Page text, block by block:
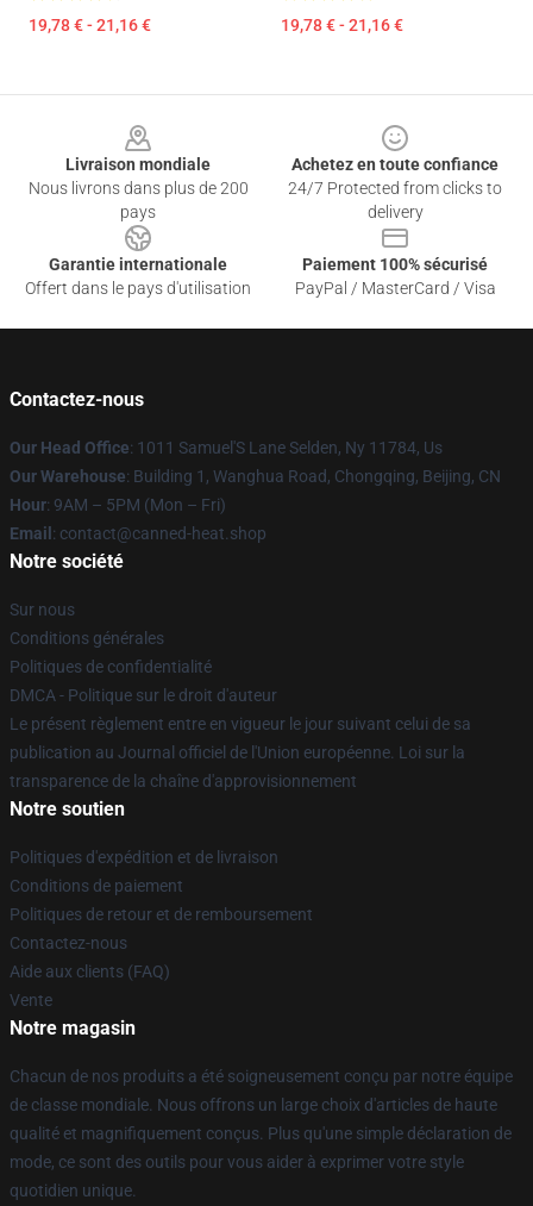
19,78 € - 21,16 € 19,78 € - 21,16 €
Livraison mondiale
Nous livrons dans plus de 200
pays
Achetez en toute confiance
24/7 Protected from clicks to
delivery
Garantie internationale
Offert dans le pays d'utilisation
Paiement 100% sécurisé
PayPal / MasterCard / Visa
Contactez-nous
Our Head Office: 1011 Samuel'S Lane Selden, Ny 11784, Us
Our Warehouse: Building 1, Wanghua Road, Chongqing, Beijing, CN
Hour: 9AM – 5PM (Mon – Fri)
Email : contact@canned-heat.shop
Notre société
Sur nous
Conditions générales
Politiques de confidentialité
DMCA - Politique sur le droit d'auteur
Le présent règlement entre en vigueur le jour suivant celui de sa
publication au Journal officiel de l'Union européenne. Loi sur la
transparence de la chaîne d'approvisionnement
Notre soutien
Politiques d'expédition et de livraison
Conditions de paiement
Politiques de retour et de remboursement
Contactez-nous
Aide aux clients (FAQ)
Vente
Notre magasin
Chacun de nos produits a été soigneusement conçu par notre équipe
de classe mondiale. Nous offrons un large choix d'articles de haute
qualité et magnifiquement conçus. Plus qu'une simple déclaration de
mode, ce sont des outils pour vous aider à exprimer votre style
quotidien unique.